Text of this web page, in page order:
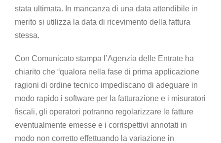
stata ultimata. In mancanza di una data attendibile in
merito si utilizza la data di ricevimento della fattura
stessa.
Con Comunicato stampa l’Agenzia delle Entrate ha
chiarito che “qualora nella fase di prima applicazione
ragioni di ordine tecnico impediscano di adeguare in
modo rapido i software per la fatturazione e i misuratori
fiscali, gli operatori potranno regolarizzare le fatture
eventualmente emesse e i corrispettivi annotati in
modo non corretto effettuando la variazione in